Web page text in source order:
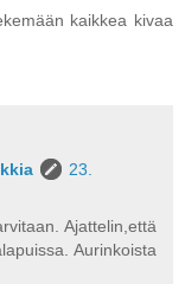
kaikkea kivaa
23.
Ajattelin,että
Aurinkoista